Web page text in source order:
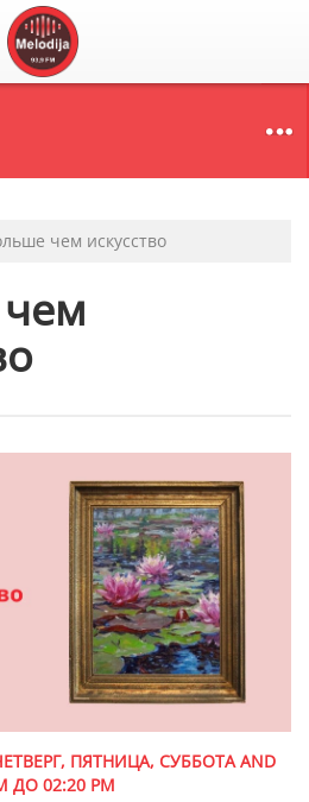
чем искусство
ПЯТНИЦА, СУББОТА AND
ДО 02:20 PM